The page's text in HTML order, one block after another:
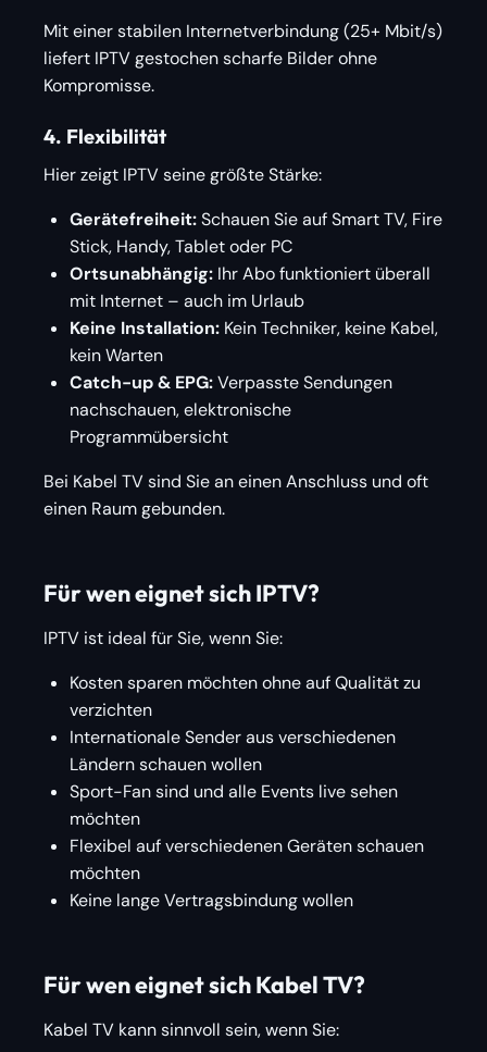
Mit einer stabilen Internetverbindung (25+ Mbit/s)
liefert IPTV gestochen scharfe Bilder ohne
Kompromisse.
4. Flexibilität
Hier zeigt IPTV seine größte Stärke:
Gerätefreiheit:Schauen Sie auf Smart TV, Fire
Stick, Handy, Tablet oder PC
Ortsunabhängig: Ihr Abo funktioniert überall
mit Internet – auch im Urlaub
Keine Installation: Kein Techniker, keine Kabel,
kein Warten
Catch-up & EPG:Verpasste Sendungen
nachschauen, elektronische
Programmübersicht
Bei Kabel TV sind Sie an einen Anschluss und oft
einen Raum gebunden.
Für wen eignet sich IPTV?
IPTV ist ideal für Sie, wenn Sie:
Kosten sparen möchten ohne auf Qualität zu
verzichten
Internationale Sender aus verschiedenen
Ländern schauen wollen
Sport-Fan sind und alle Events live sehen
möchten
Flexibel auf verschiedenen Geräten schauen
möchten
Keine lange Vertragsbindung wollen
Für wen eignet sich Kabel TV?
Kabel TV kann sinnvoll sein, wenn Sie: